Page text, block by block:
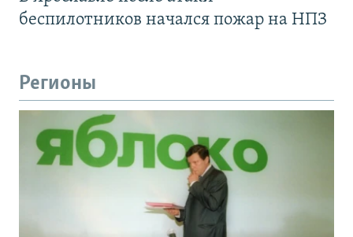
беспилотников начался пожар на НПЗ
Регионы